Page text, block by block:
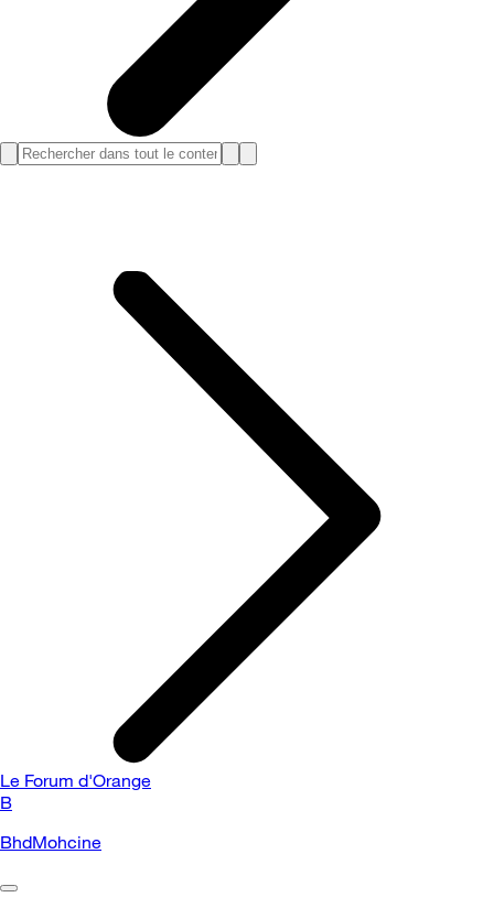
Le Forum d'Orange
B
BhdMohcine